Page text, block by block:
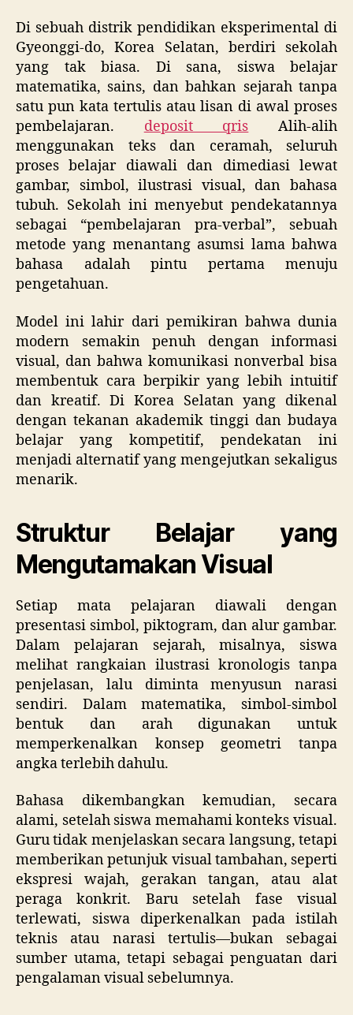
Di sebuah distrik pendidikan eksperimental di
Gyeonggi-do, Korea Selatan, berdiri sekolah
yang tak biasa. Di sana, siswa belajar
matematika, sains, dan bahkan sejarah tanpa
satu pun kata tertulis atau lisan di awal proses
pembelajaran. deposit qris Alih-alih
menggunakan teks dan ceramah, seluruh
proses belajar diawali dan dimediasi lewat
gambar, simbol, ilustrasi visual, dan bahasa
tubuh. Sekolah ini menyebut pendekatannya
sebagai “pembelajaran pra-verbal”, sebuah
metode yang menantang asumsi lama bahwa
bahasa adalah pintu pertama menuju
pengetahuan.
Model ini lahir dari pemikiran bahwa dunia
modern semakin penuh dengan informasi
visual, dan bahwa komunikasi nonverbal bisa
membentuk cara berpikir yang lebih intuitif
dan kreatif. Di Korea Selatan yang dikenal
dengan tekanan akademik tinggi dan budaya
belajar yang kompetitif, pendekatan ini
menjadi alternatif yang mengejutkan sekaligus
menarik.
Struktur Belajar yang
Mengutamakan Visual
Setiap mata pelajaran diawali dengan
presentasi simbol, piktogram, dan alur gambar.
Dalam pelajaran sejarah, misalnya, siswa
melihat rangkaian ilustrasi kronologis tanpa
penjelasan, lalu diminta menyusun narasi
sendiri. Dalam matematika, simbol-simbol
bentuk dan arah digunakan untuk
memperkenalkan konsep geometri tanpa
angka terlebih dahulu.
Bahasa dikembangkan kemudian, secara
alami, setelah siswa memahami konteks visual.
Guru tidak menjelaskan secara langsung, tetapi
memberikan petunjuk visual tambahan, seperti
ekspresi wajah, gerakan tangan, atau alat
peraga konkrit. Baru setelah fase visual
terlewati, siswa diperkenalkan pada istilah
teknis atau narasi tertulis—bukan sebagai
sumber utama, tetapi sebagai penguatan dari
pengalaman visual sebelumnya.